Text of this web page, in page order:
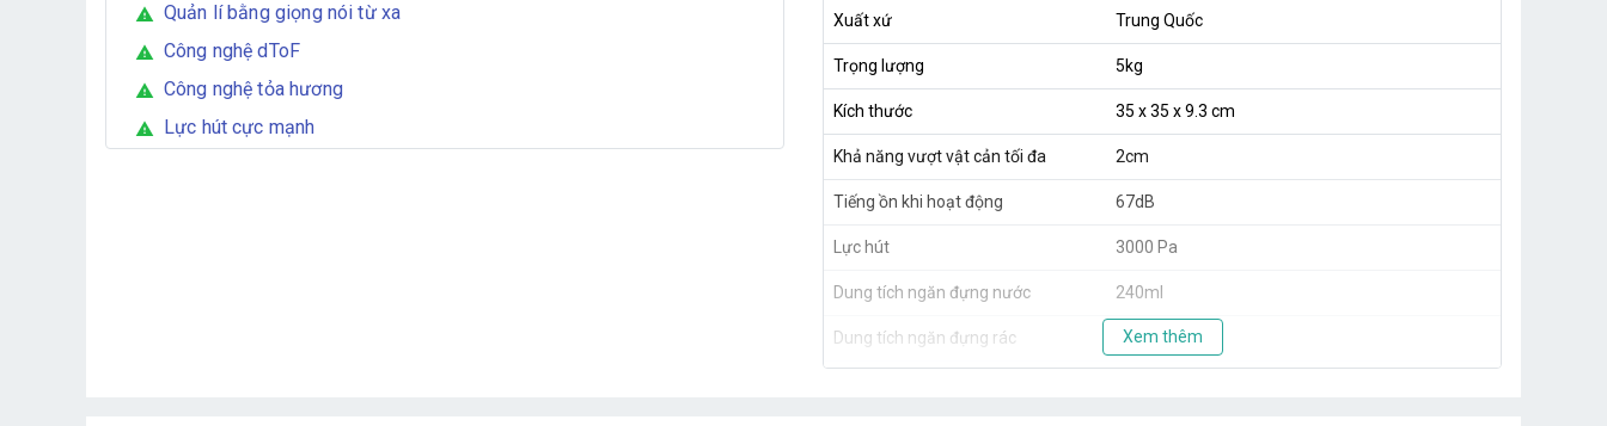
warning Quản lí bằng giọng nói từ xa
warning Công nghệ dToF
warning Công nghệ tỏa hương
warning Lực hút cực mạnh
Xuất xứ Trung Quốc
Trọng lượng 5kg
Kích thước 35 x 35 x 9.3 cm
Khả năng vượt vật cản tối đa 2cm
Tiếng ồn khi hoạt động 67dB
Lực hút 3000 Pa
Dung tích ngăn đựng nước 240ml
Dung tích ngăn đựng rác 420ml
Xem thêm